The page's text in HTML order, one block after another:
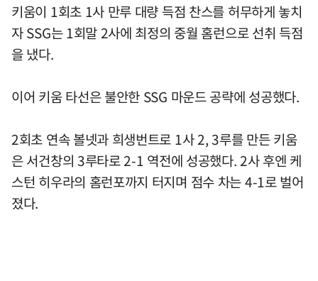
키움이 1회초 1사 만루 대량 득점 찬스를 허무하게 놓치
자 SSG는 1회말 2사에 최정의 중월 홈런으로 선취 득점
을 냈다.
이어 키움 타선은 불안한 SSG 마운드 공략에 성공했다.
2회초 연속 볼넷과 희생번트로 1사 2, 3루를 만든 키움
은 서건창의 3루타로 2-1 역전에 성공했다. 2사 후엔 케
스턴 히우라의 홈런포까지 터지며 점수 차는 4-1로 벌어
졌다.